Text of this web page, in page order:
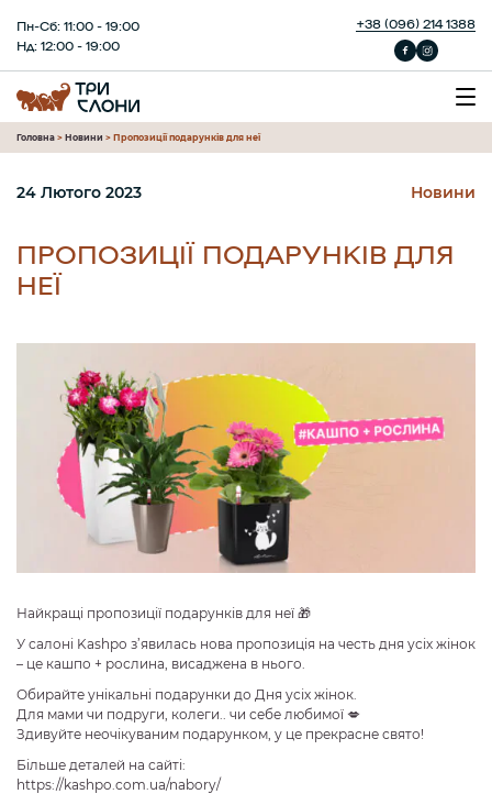
Пн-Сб: 11:00 - 19:00
Нд: 12:00 - 19:00
+38 (096) 214 1388
Головна > Новини > Пропозиції подарунків для неї
ПРОПОЗИЦІЇ ПОДАРУНКІВ ДЛЯ
НЕЇ
24 Лютого 2023 Новини
Найкращі пропозиції подарунків для неї 🎁
У салоні Kashpo з’явилась нова пропозиція на честь дня усіх жінок
– це кашпо + рослина, висаджена в нього.
Обирайте унікальні подарунки до Дня усіх жінок.
Для мами чи подруги, колеги.. чи себе любимої 💋
Здивуйте неочікуваним подарунком, у це прекрасне свято!
Більше деталей на сайті:
https://kashpo.com.ua/nabory/